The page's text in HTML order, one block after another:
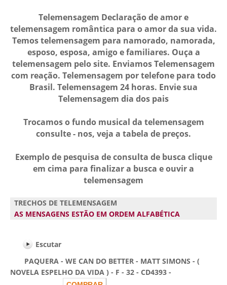
Telemensagem Declaração de amor e
telemensagem romântica para o amor da sua vida.
Temos telemensagem para namorado, namorada,
esposo, esposa, amigo e familiares. Ouça a
telemensagem pelo site. Enviamos Telemensagem
com reação. Telemensagem por telefone para todo
Brasil. Telemensagem 24 horas. Envie sua
Telemensagem dia dos pais
Trocamos o fundo musical da telemensagem
consulte - nos, veja a tabela de preços.
Exemplo de pesquisa de consulta de busca clique
em cima para finalizar a busca e ouvir a
telemensagem
TRECHOS DE TELEMENSAGEM
AS MENSAGENS ESTÃO EM ORDEM ALFABÉTICA
Escutar
PAQUERA - WE CAN DO BETTER - MATT SIMONS - (
NOVELA ESPELHO DA VIDA ) - F - 32 - CD4393 -